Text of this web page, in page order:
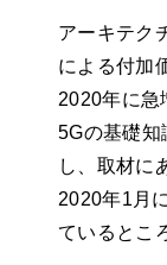
アーキテク
による付加
2020年に急
5Gの基礎知
し、取材に
2020年1月
ているとこ